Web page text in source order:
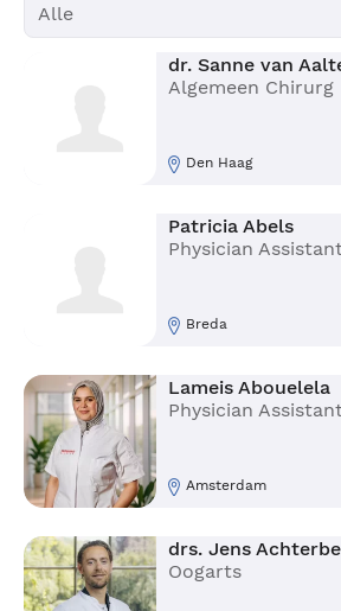
dr. Sanne van
Algemeen Chirurg
Den Haag
Patricia Abels
Physician
Breda
Lameis Abouelela
Physician
Amsterdam
drs. Jens
Oogarts